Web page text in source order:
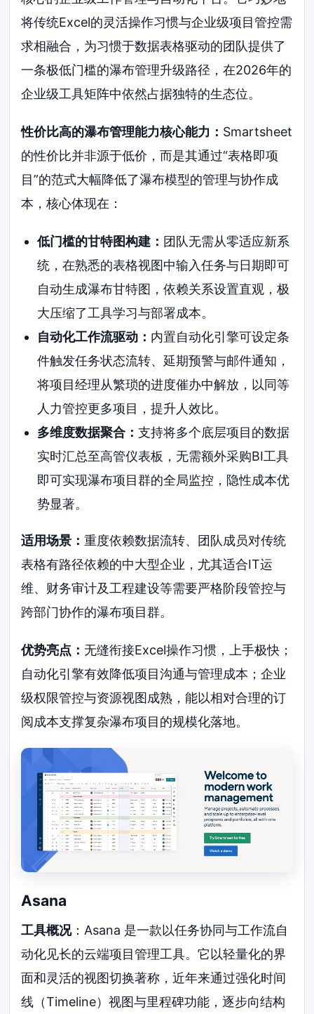
将传统Excel的灵活操作习惯与企业级项目管控需
求相融合，为习惯于数据表格驱动的团队提供了
一条极低门槛的瀑布管理升级路径，在2026年的
企业级工具矩阵中依然占据独特的生态位。
性价比高的瀑布管理能力核心能力： Smartsheet
的性价比并非源于低价，而是其通过“表格即项
目”的范式大幅降低了瀑布模型的管理与协作成
本，核心体现在：
低门槛的甘特图构建： 团队无需从零适应新系
统，在熟悉的表格视图中输入任务与日期即可
自动生成瀑布甘特图，依赖关系设置直观，极
大压缩了工具学习与部署成本。
自动化工作流驱动： 内置自动化引擎可设定条
件触发任务状态流转、延期预警与邮件通知，
将项目经理从繁琐的进度催办中解放，以同等
人力管控更多项目，提升人效比。
多维度数据聚合： 支持将多个底层项目的数据
实时汇总至高管仪表板，无需额外采购BI工具
即可实现瀑布项目群的全局监控，隐性成本优
势显著。
适用场景：重度依赖数据流转、团队成员对传统
表格有路径依赖的中大型企业，尤其适合IT运
维、财务审计及工程建设等需要严格阶段管控与
跨部门协作的瀑布项目群。
优势亮点： 无缝衔接Excel操作习惯，上手极快；
自动化引擎有效降低项目沟通与管理成本；企业
级权限管控与资源视图成熟，能以相对合理的订
阅成本支撑复杂瀑布项目的规模化落地。
Asana
工具概况：Asana 是一款以任务协同与工作流自
动化见长的云端项目管理工具。它以轻量化的界
面和灵活的视图切换著称，近年来通过强化时间
线（Timeline）视图与里程碑功能，逐步向结构